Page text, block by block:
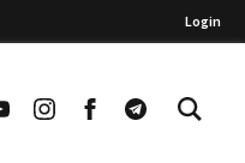
Login